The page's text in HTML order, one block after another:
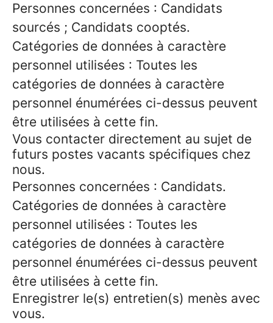
Personnes concernées : Candidats
sourcés ; Candidats cooptés.
Catégories de données à caractère
personnel utilisées : Toutes les
catégories de données à caractère
personnel énumérées ci-dessus peuvent
être utilisées à cette fin.
Vous contacter directement au sujet de
futurs postes vacants spécifiques chez
nous.
Personnes concernées : Candidats.
Catégories de données à caractère
personnel utilisées : Toutes les
catégories de données à caractère
personnel énumérées ci-dessus peuvent
être utilisées à cette fin.
Enregistrer le(s) entretien(s) menès avec
vous.